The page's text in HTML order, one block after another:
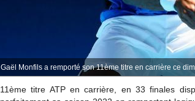
Gaël Monfils a remporté son 11ème titre en carrière ce
11ème titre ATP en carrière, en 33 finales